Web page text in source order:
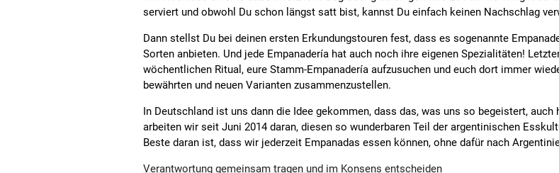
serviert und obwohl Du schon längst satt bist, kannst Du einfach keinen Nachschlag
Dann stellst Du bei deinen ersten Erkundungstouren fest, dass es sogenannte
Sorten anbieten. Und jede Empanadería hat auch noch ihre eigenen Spezialitäten!
wöchentlichen Ritual, eure Stamm-Empanadería aufzusuchen und euch dort immer
bewährten und neuen Varianten zusammenzustellen.
In Deutschland ist uns dann die Idee gekommen, dass das, was uns so begeistert,
arbeiten wir seit Juni 2014 daran, diesen so wunderbaren Teil der argentinischen
Beste daran ist, dass wir jederzeit Empanadas essen können, ohne dafür nach
Verantwortung gemeinsam tragen und im Konsens entscheiden